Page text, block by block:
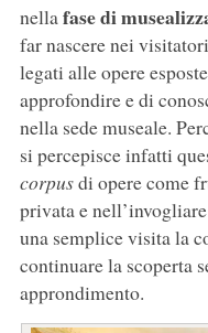
nellafase di
far nascere nei
legati alle opere
approfondire e di
nella sede museale.
si percepisce infatti
corpusdi opere come
privata e
una semplice visita la
continuare la scoperta
approndimento.